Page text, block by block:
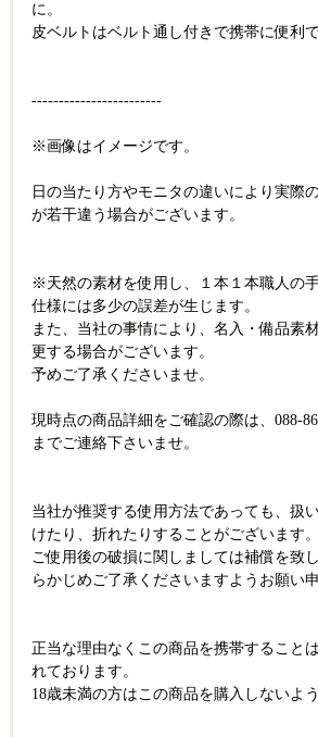
に。
皮ベルトはベルト通し付きで携帯に便利で
------------------------
※画像はイメージです。
日の当たり方やモニタの違いにより実際
が若干違う場合がございます。
※天然の素材を使用し、１本１本職人の
仕様には多少の誤差が生じます。
また、当社の事情により、名入・備品素
更する場合がございます。
予めご了承くださいませ。
現時点の商品詳細をご確認の際は、088-
までご連絡下さいませ。
当社が推奨する使用方法であっても、扱
けたり、折れたりすることがございます。
ご使用後の破損に関しましては補償を致
らかじめご了承くださいますようお願い
正当な理由なくこの商品を携帯すること
れております。
18歳未満の方はこの商品を購入しないよ